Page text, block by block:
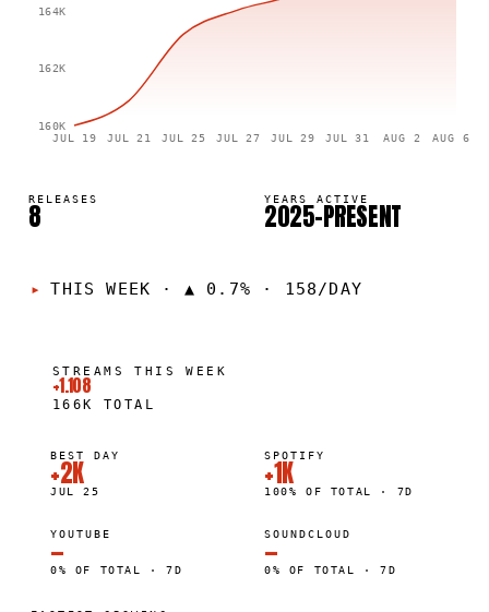
JUL 19 JUL 21 JUL 25 JUL 27 JUL 29 JUL 31 AUG 2 AUG 6
160K
162K
164K
RELEASES
8 YEARS ACTIVE
2025–PRESENT
THIS WEEK · ▲ 0.7% · 158/DAY
STREAMS THIS WEEK
+1.108
166K TOTAL
BEST DAY
+2K
JUL 25
SPOTIFY
+1K
100% OF TOTAL · 7D
YOUTUBE
—
0% OF TOTAL · 7D
SOUNDCLOUD
—
0% OF TOTAL · 7D